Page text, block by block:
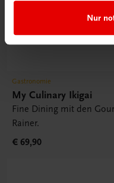
Nur
Gastronomie
My Culinary Ikigai
Fine Dining mit den
Rainer.
€ 69,90